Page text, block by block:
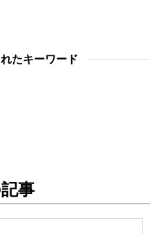
たキーワード
事